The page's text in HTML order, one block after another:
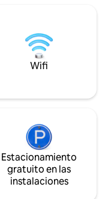
tranvía.
Wifi
Estacionamiento
gratuito en las
instalaciones